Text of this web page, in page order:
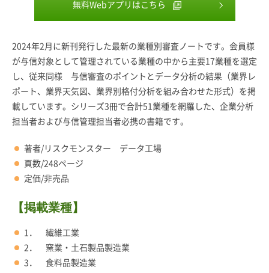
無料Webアプリはこちら
2024年2月に新刊発行した最新の業種別審査ノートです。会員様
が与信対象として管理されている業種の中から主要17業種を選定
し、従来同様 与信審査のポイントとデータ分析の結果（業界レ
ポート、業界天気図、業界別格付分析を組み合わせた形式）を掲
載しています。シリーズ3冊で合計51業種を網羅した、企業分析
担当者および与信管理担当者必携の書籍です。
著者/リスクモンスター データ工場
頁数/248ページ
定価/非売品
【掲載業種】
1． 繊維工業
2． 窯業・土石製品製造業
3． 食料品製造業